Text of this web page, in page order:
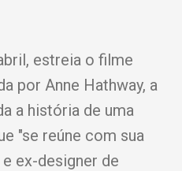
estreia o filme
por Anne Hathway, a
a história de uma
"se reúne com sua
ex-designer de